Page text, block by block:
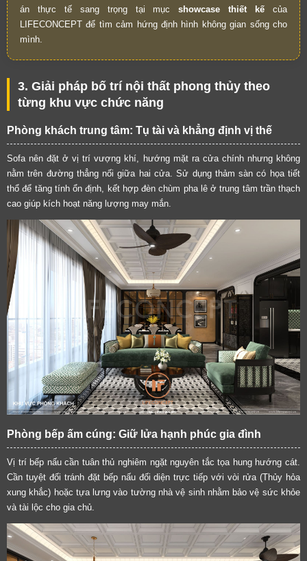
án thực tế sang trọng tại mụcshowcase thiết kế của
LIFECONCEPT để tìm cảm hứng định hình không gian sống cho
mình.
3. Giải pháp bố trí nội thất phong thủy theo
từng khu vực chức năng
Phòng khách trung tâm: Tụ tài và khẳng định vị thế
Sofa nên đặt ở vị trí vượng khí, hướng mặt ra cửa chính nhưng không
nằm trên đường thẳng nối giữa hai cửa. Sử dụng thảm sàn có họa tiết
thổ để tăng tính ổn định, kết hợp đèn chùm pha lê ở trung tâm trần thạch
cao giúp kích hoạt năng lượng may mắn.
Phòng bếp ấm cúng: Giữ lửa hạnh phúc gia đình
Vị trí bếp nấu cần tuân thủ nghiêm ngặt nguyên tắc tọa hung hướng cát.
Cần tuyệt đối tránh đặt bếp nấu đối diện trực tiếp với vòi rửa (Thủy hỏa
xung khắc) hoặc tựa lưng vào tường nhà vệ sinh nhằm bảo vệ sức khỏe
và tài lộc cho gia chủ.